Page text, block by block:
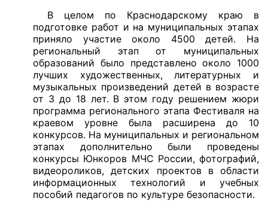
В целом по Краснодарскому краю в
подготовке работ и на муниципальных этапах
приняло участие около 4500 детей. На
региональный этап от муниципальных
образований было представлено около 1000
лучших художественных, литературных и
музыкальных произведений детей в возрасте
от 3 до 18 лет. В этом году решением жюри
программа регионального этапа Фестиваля на
краевом уровне была расширена до 10
конкурсов. На муниципальных и региональном
этапах дополнительно были проведены
конкурсы Юнкоров МЧС России, фотографий,
видеороликов, детских проектов в области
информационных технологий и учебных
пособий педагогов по культуре безопасности.